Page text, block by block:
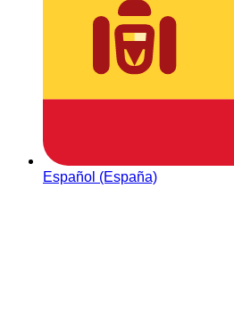
Español (España)